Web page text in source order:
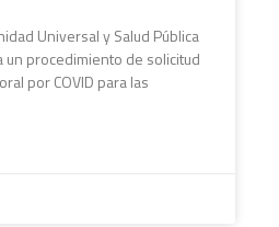
Universal y Salud Pública
un procedimiento de solicitud
por COVID para las